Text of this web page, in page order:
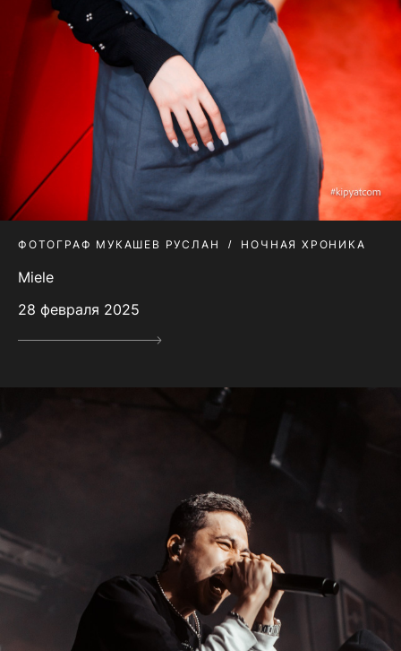
ФОТОГРАФ МУКАШЕВ РУСЛАН НОЧНАЯ ХРОНИКА
Miele
28 февраля 2025